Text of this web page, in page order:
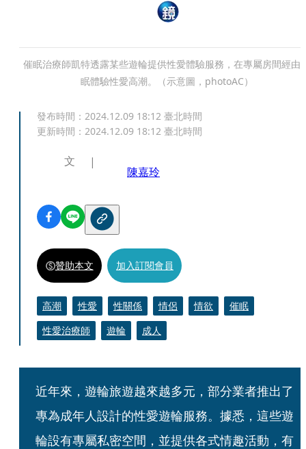
催眠治療師凱特透露某些遊輪提供性愛體驗服務，在專屬房間經由
眠體驗性愛高潮。（示意圖，photoAC）
發布時間： 2024.12.09 18:12 臺北時間
更新時間： 2024.12.09 18:12 臺北時間
文
陳嘉玲
贊助本文 加入訂閱會員
高潮 性愛 性關係 情侶 情欲
催眠
性愛治療師
遊輪 成人
近年來，遊輪旅遊越來越多元，部分業者推出了
專為成年人設計的性愛遊輪服務。據悉，這些遊
輪設有專屬私密空間，並提供各式情趣活動，有